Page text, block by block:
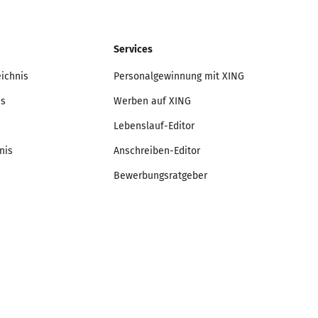
Services
Personalgewinnung mit XING
Werben auf XING
Lebenslauf-Editor
Anschreiben-Editor
Bewerbungsratgeber